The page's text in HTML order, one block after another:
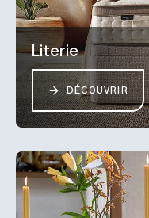
Literie
DÉCOUVRIR